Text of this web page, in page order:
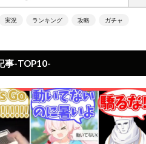
実況 ランキング 攻略 ガチャ
事-TOP10-